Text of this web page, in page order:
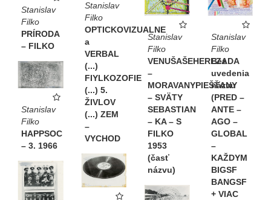
Stanislav
Filko
PRÍRODA
– FILKO
Stanislav
Filko
OPTICKOVIZUALNE
a
VERBAL
(...)
FIYLKOZOFIE
(...) 5.
ŽIVLOV
(...) ZEM
–
VYCHOD
Stanislav
Filko
VENUŠAŠEHEREZADA
–
MORAVANYPIEŠŤANY
– SVÄTY
SEBASTIAN
– KA – S
FILKO
1953
(časť
názvu)
Stanislav
Filko
Bez
uvedenia
názvu
(PRED –
ANTE –
AGO –
GLOBAL
–
KAŽDYM
BIGSF
BANGSF
+ VIAC
Stanislav
Filko
HAPPSOC
– 3. 1966